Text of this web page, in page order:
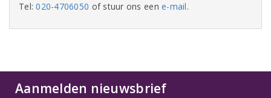
Tel:020-4706050 of stuur ons eene-mail.
Aanmelden nieuwsbrief